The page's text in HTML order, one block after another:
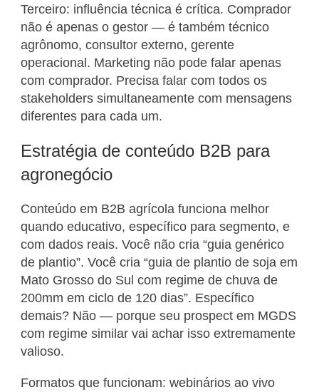
Terceiro: influência técnica é crítica. Comprador
não é apenas o gestor — é também técnico
agrônomo, consultor externo, gerente
operacional. Marketing não pode falar apenas
com comprador. Precisa falar com todos os
stakeholders simultaneamente com mensagens
diferentes para cada um.
Estratégia de conteúdo B2B para
agronegócio
Conteúdo em B2B agrícola funciona melhor
quando educativo, específico para segmento, e
com dados reais. Você não cria “guia genérico
de plantio”. Você cria “guia de plantio de soja em
Mato Grosso do Sul com regime de chuva de
200mm em ciclo de 120 dias”. Específico
demais? Não — porque seu prospect em MGDS
com regime similar vai achar isso extremamente
valioso.
Formatos que funcionam: webinários ao vivo